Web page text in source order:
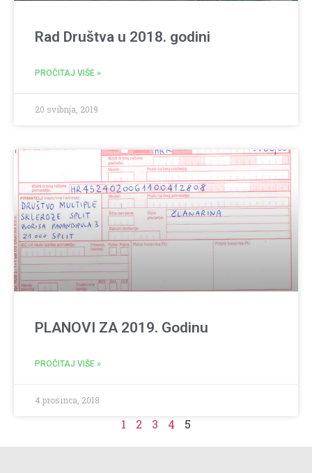
Rad Društva u 2018. godini
PROČITAJ VIŠE »
20 svibnja, 2019
PLANOVI ZA 2019. Godinu
PROČITAJ VIŠE »
4 prosinca, 2018
1 2 3 4 5